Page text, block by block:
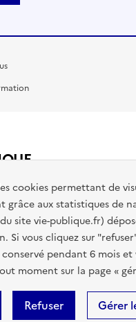
cookies permettant de
aux statistiques de
site vie-publique.fr)
Si vous cliquez sur
pendant 6 mois
moment sur la page «
Refuser Gérer
conforme